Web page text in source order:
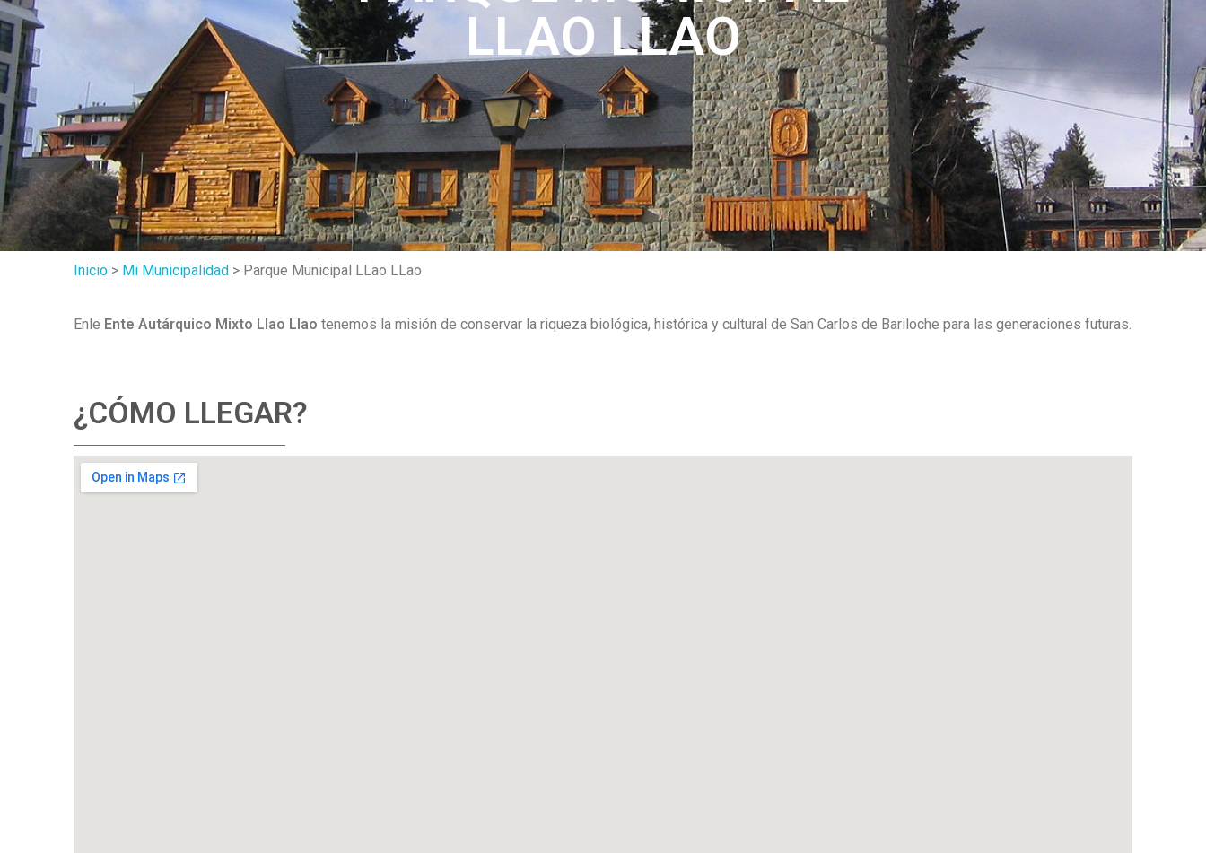
LLAO LLAO
Inicio > Mi Municipalidad > Parque Municipal LLao LLao
Enle Ente Autárquico Mixto Llao Llao tenemos la misión de conservar la riqueza biológica, histórica y cultural de San Carlos de Bariloche para las generaciones futuras.
¿CÓMO LLEGAR?